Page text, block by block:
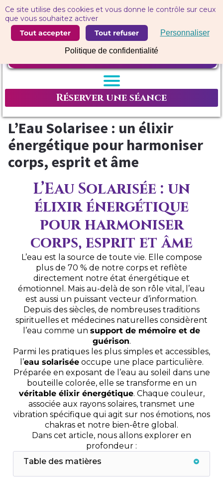
Ce site utilise des cookies et vous donne le contrôle sur ceux
que vous souhaitez activer
Tout accepter
Tout refuser Personnaliser
Politique de confidentialité
Réserver une séance
L’Eau Solarisee : un élixir
énergétique pour harmoniser
corps, esprit et âme
L’Eau Solarisée : un
élixir énergétique
pour harmoniser
corps, esprit et âme
L’eau est la source de toute vie. Elle compose
plus de 70 % de notre corps et reflète
directement notre état énergétique et
émotionnel. Mais au-delà de son rôle vital, l’eau
est aussi un puissant vecteur d’information.
Depuis des siècles, de nombreuses traditions
spirituelles et médecines naturelles considèrent
l’eau comme un support de mémoire et de
guérison.
Parmi les pratiques les plus simples et accessibles,
l’eau solariséeoccupe une place particulière.
Préparée en exposant de l’eau au soleil dans une
bouteille colorée, elle se transforme en un
véritable élixir énergétique. Chaque couleur,
associée aux rayons solaires, transmet une
vibration spécifique qui agit sur nos émotions, nos
chakras et notre bien-être global.
Dans cet article, nous allons explorer en
profondeur :
Table des matières